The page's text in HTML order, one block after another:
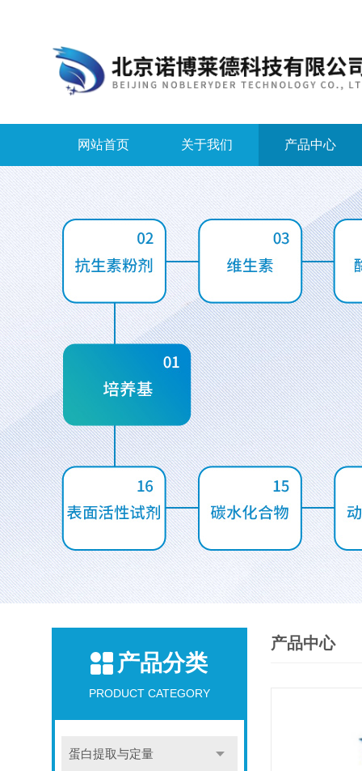
网站首页 关于我们 产品中心
产品分类
PRODUCT CATEGORY
蛋白提取与定量
产品中心